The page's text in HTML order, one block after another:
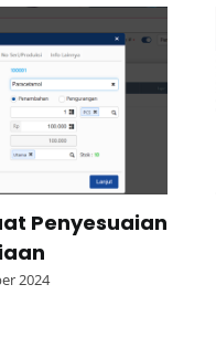
Penyesuaian
2024